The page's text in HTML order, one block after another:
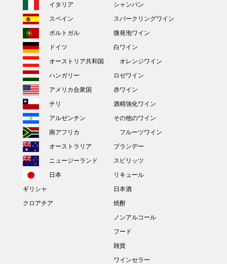
イタリア
スペイン
ポルトガル
ドイツ
オーストリア共和国
ハンガリー
アメリカ合衆国
チリ
アルゼンチン
南アフリカ
オーストラリア
ニュージーランド
日本
ギリシャ
クロアチア
シャンパン
スパークリングワイン
微発泡ワイン
白ワイン
オレンジワイン
ロゼワイン
赤ワイン
酒精強化ワイン
その他のワイン
フルーツワイン
ブランデー
スピリッツ
リキュール
日本酒
焼酎
ノンアルコール
フード
雑貨
ワインセラー